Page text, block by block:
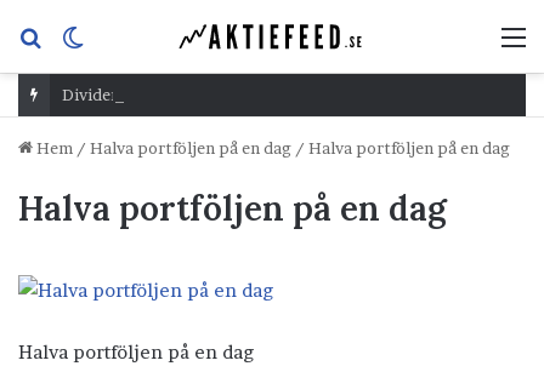
Sök
efterskin
Dividend Overshoot Day
Hem / Halva portföljen på en dag / Halva portföljen på en dag
Halva portföljen på en dag
Halva portföljen på en dag